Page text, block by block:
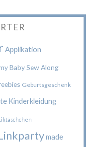
Applikation
Baby Sew Along
Geburtsgeschenk
Kinderkleidung
made